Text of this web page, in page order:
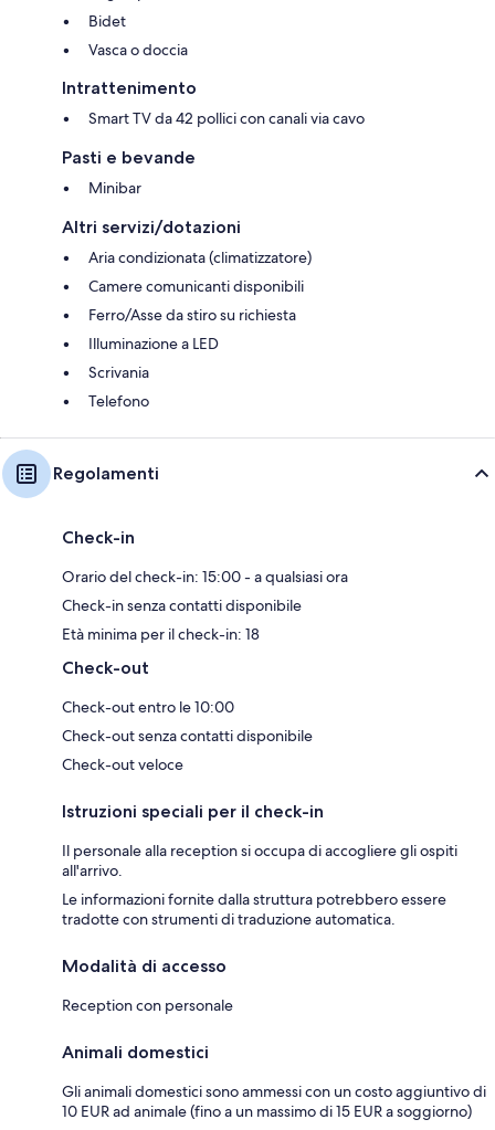
Bidet
Vasca o doccia
Intrattenimento
Smart TV da 42 pollici con canali via cavo
Pasti e bevande
Minibar
Altri servizi/dotazioni
Aria condizionata (climatizzatore)
Camere comunicanti disponibili
Ferro/Asse da stiro su richiesta
Illuminazione a LED
Scrivania
Telefono
Regolamenti
Check-in
Orario del check-in: 15:00 - a qualsiasi ora
Check-in senza contatti disponibile
Età minima per il check-in: 18
Check-out
Check-out entro le 10:00
Check-out senza contatti disponibile
Check-out veloce
Istruzioni speciali per il check-in
Il personale alla reception si occupa di accogliere gli ospiti
all'arrivo.
Le informazioni fornite dalla struttura potrebbero essere
tradotte con strumenti di traduzione automatica.
Modalità di accesso
Reception con personale
Animali domestici
Gli animali domestici sono ammessi con un costo aggiuntivo di
10 EUR ad animale (fino a un massimo di 15 EUR a soggiorno)